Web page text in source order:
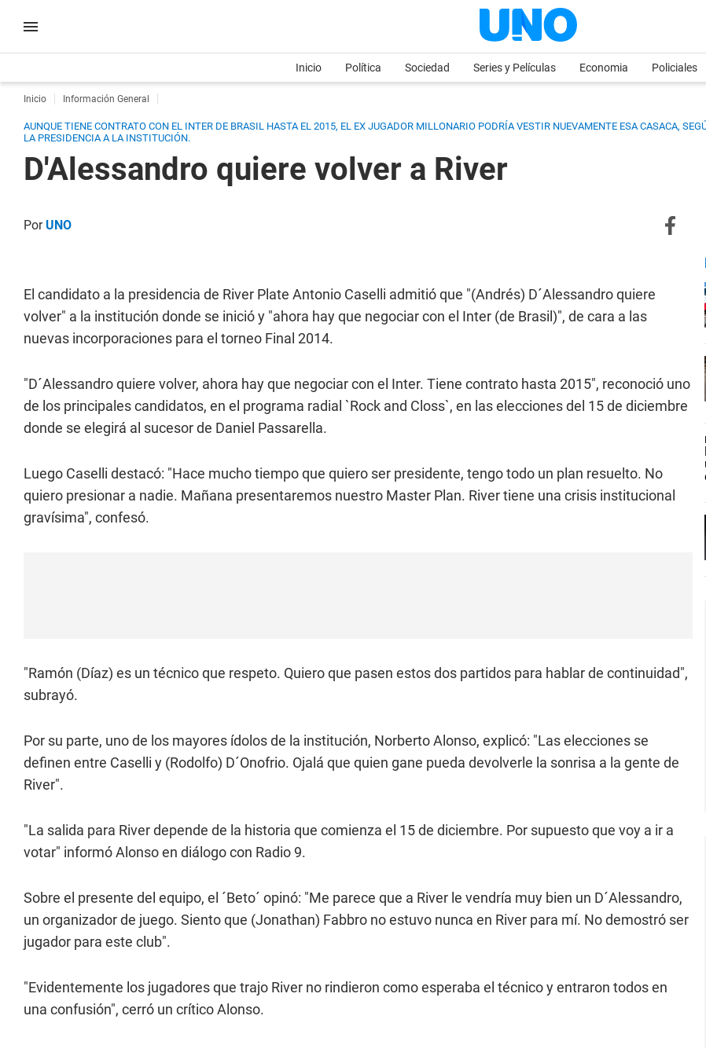
Inicio Política Sociedad Series y Películas Economia Policiales
Inicio Información General
AUNQUE TIENE CONTRATO CON EL INTER DE BRASIL HASTA EL 2015, EL EX JUGADOR MILLONARIO PODRÍA VESTIR NUEVAMENTE ESA CASACA,
LA PRESIDENCIA A LA INSTITUCIÓN.
D'Alessandro quiere volver a River
PorUNO
El candidato a la presidencia de River Plate Antonio Caselli admitió que "(Andrés) D´Alessandro quiere
volver" a la institución donde se inició y "ahora hay que negociar con el Inter (de Brasil)", de cara a las
nuevas incorporaciones para el torneo Final 2014.
"D´Alessandro quiere volver, ahora hay que negociar con el Inter. Tiene contrato hasta 2015", reconoció uno
de los principales candidatos, en el programa radial `Rock and Closs`, en las elecciones del 15 de diciembre
donde se elegirá al sucesor de Daniel Passarella.
Luego Caselli destacó: "Hace mucho tiempo que quiero ser presidente, tengo todo un plan resuelto. No
quiero presionar a nadie. Mañana presentaremos nuestro Master Plan. River tiene una crisis institucional
gravísima", confesó.
"Ramón (Díaz) es un técnico que respeto. Quiero que pasen estos dos partidos para hablar de continuidad",
subrayó.
Por su parte, uno de los mayores ídolos de la institución, Norberto Alonso, explicó: "Las elecciones se
definen entre Caselli y (Rodolfo) D´Onofrio. Ojalá que quien gane pueda devolverle la sonrisa a la gente de
River".
"La salida para River depende de la historia que comienza el 15 de diciembre. Por supuesto que voy a ir a
votar" informó Alonso en diálogo con Radio 9.
Sobre el presente del equipo, el ´Beto´ opinó: "Me parece que a River le vendría muy bien un D´Alessandro,
un organizador de juego. Siento que (Jonathan) Fabbro no estuvo nunca en River para mí. No demostró ser
jugador para este club".
"Evidentemente los jugadores que trajo River no rindieron como esperaba el técnico y entraron todos en
una confusión", cerró un crítico Alonso.